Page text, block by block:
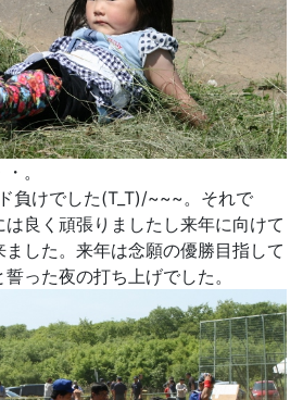
。
負けでした(T_T)/~~~。それで
は良く頑張りましたし来年に向けて
した。来年は念願の優勝目指して
った夜の打ち上げでした。